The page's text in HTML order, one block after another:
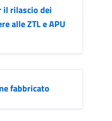
il rilascio dei
alle ZTL e APU
fabbricato